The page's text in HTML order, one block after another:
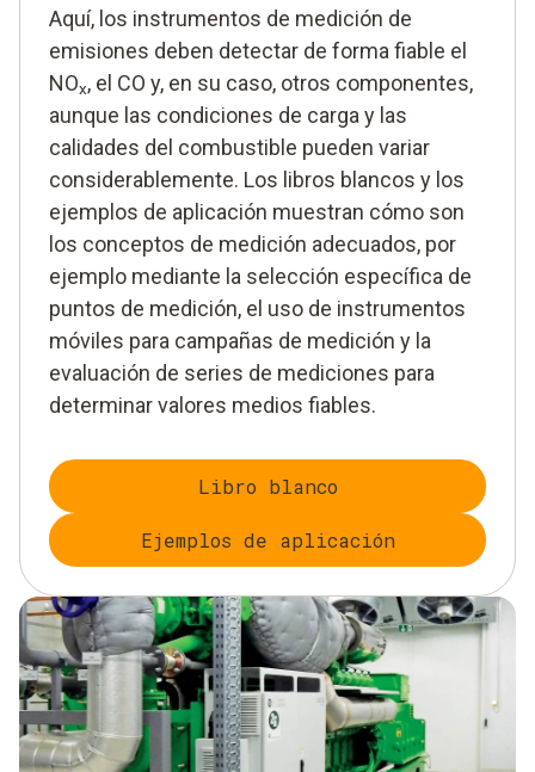
Aquí, los instrumentos de medición de
emisiones deben detectar de forma fiable el
NOx, el CO y, en su caso, otros componentes,
aunque las condiciones de carga y las
calidades del combustible pueden variar
considerablemente. Los libros blancos y los
ejemplos de aplicación muestran cómo son
los conceptos de medición adecuados, por
ejemplo mediante la selección específica de
puntos de medición, el uso de instrumentos
móviles para campañas de medición y la
evaluación de series de mediciones para
determinar valores medios fiables.
Libro blanco
Ejemplos de aplicación